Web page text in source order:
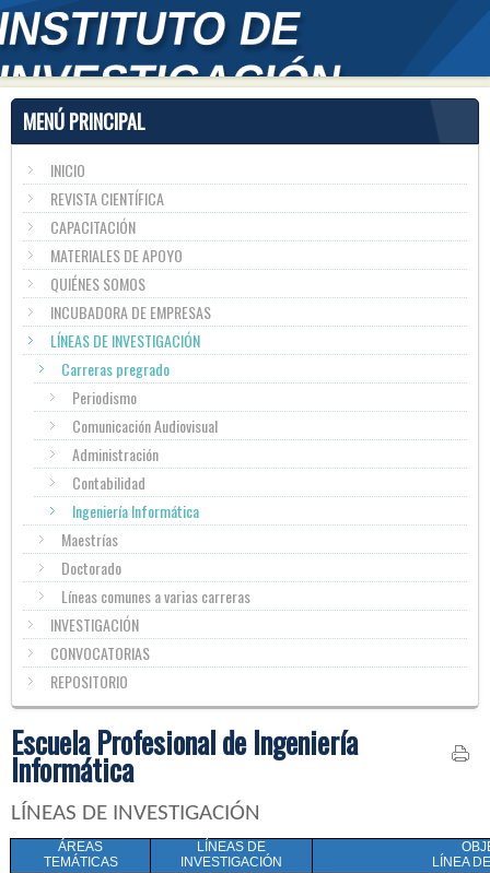
MENÚ PRINCIPAL
INICIO
REVISTA CIENTÍFICA
CAPACITACIÓN
MATERIALES DE APOYO
QUIÉNES SOMOS
INCUBADORA DE EMPRESAS
LÍNEAS DE INVESTIGACIÓN
Carreras pregrado
Periodismo
Comunicación Audiovisual
Administración
Contabilidad
Ingeniería Informática
Maestrías
Doctorado
Líneas comunes a varias carreras
INVESTIGACIÓN
CONVOCATORIAS
REPOSITORIO
Escuela Profesional de Ingeniería
Informática
LÍNEAS DE INVESTIGACIÓN
ÁREAS
TEMÁTICAS
LÍNEAS DE
INVESTIGACIÓN
LÍNEA